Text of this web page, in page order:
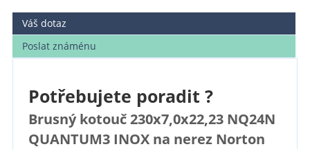
Váš dotaz
Poslat známénu
Potřebujete poradit ?
Brusný kotouč 230x7,0x22,23 NQ24N
QUANTUM3 INOX na nerez Norton